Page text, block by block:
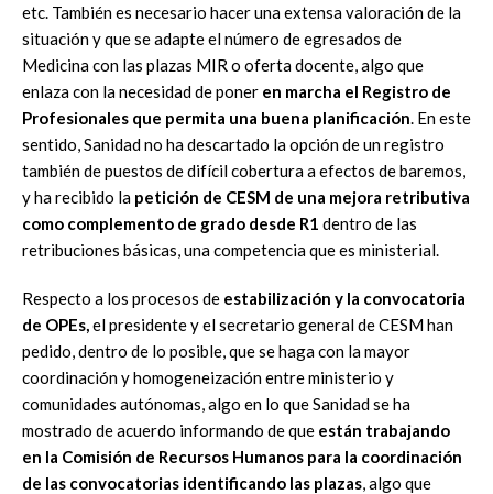
etc. También es necesario hacer una extensa valoración de la
situación y que se adapte el número de egresados de
Medicina con las plazas MIR o oferta docente, algo que
enlaza con la necesidad de poner en marcha el Registro de
Profesionales que permita una buena planificación. En este
sentido, Sanidad no ha descartado la opción de un registro
también de puestos de difícil cobertura a efectos de baremos,
y ha recibido la petición de CESM de una mejora retributiva
como complemento de grado desde R1 dentro de las
retribuciones básicas, una competencia que es ministerial.
Respecto a los procesos de estabilización y la convocatoria
de OPEs,el presidente y el secretario general de CESM han
pedido, dentro de lo posible, que se haga con la mayor
coordinación y homogeneización entre ministerio y
comunidades autónomas, algo en lo que Sanidad se ha
mostrado de acuerdo informando de que están trabajando
en la Comisión de Recursos Humanos para la coordinación
de las convocatorias identificando las plazas, algo que